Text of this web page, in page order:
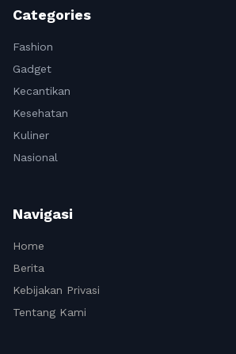
Categories
Fashion
Gadget
Kecantikan
Kesehatan
Kuliner
Nasional
Navigasi
Home
Berita
Kebijakan Privasi
Tentang Kami